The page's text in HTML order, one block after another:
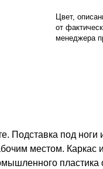
Цвет,
от
менеджера
Подставка под
местом. Каркас
пластика